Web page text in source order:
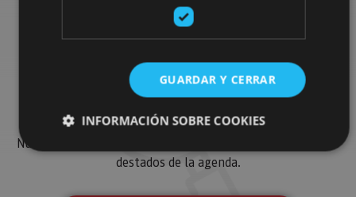
Busca más planes
Encuentra planes y sugerencias para completar tu viaje en
Navarra: actividades organizadas, visitas y los eventos más
destados de la agenda.
GUARDAR Y CERRAR
INFORMACIÓN SOBRE COOKIES